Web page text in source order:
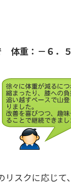
体重：－６．
スクに応じて